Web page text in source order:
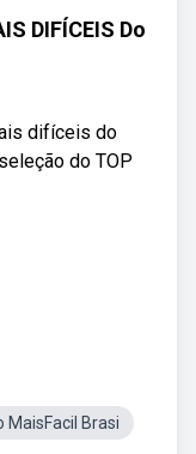
DIFÍCEIS Do
difíceis do
do TOP
MaisFacil Brasi